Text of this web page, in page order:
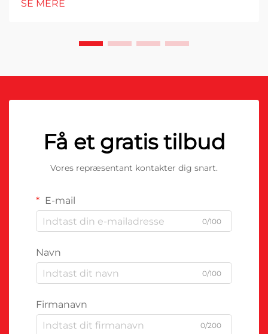
SE MERE
Få et gratis tilbud
Vores repræsentant kontakter dig snart.
E-mail
0/100
Navn
0/100
Firmanavn
0/200